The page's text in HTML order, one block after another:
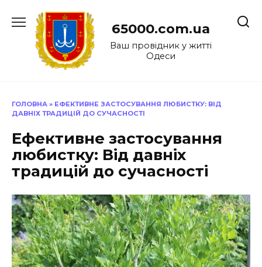
до
65000.com.ua
Ваш провідник у житті
Одеси
ГОЛОВНА » ЕФЕКТИВНЕ ЗАСТОСУВАННЯ ЛЮБИСТКУ: ВІД
ДАВНІХ ТРАДИЦІЙ ДО СУЧАСНОСТІ
Ефективне застосування
любистку: Від давніх
традицій до сучасності